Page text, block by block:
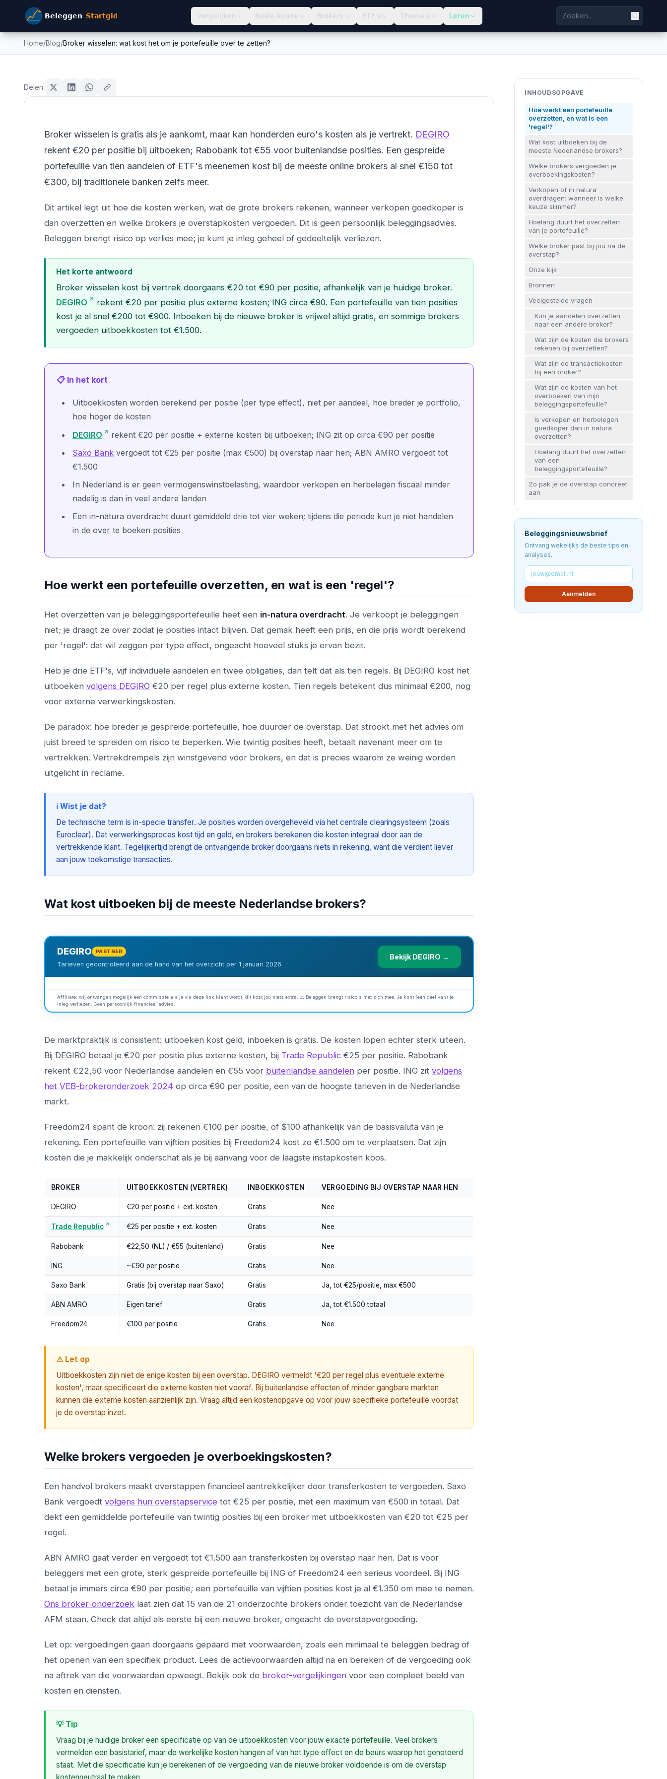
Vergelijken Beste keuze Brokers ETF's Thema's Leren
Home/Blog/Broker wisselen: wat kost het om je portefeuille over te zetten?
portefeuille over te zetten?
Delen:
Broker wisselen is gratis als je aankomt, maar kan honderden euro's kosten als je vertrekt. DEGIRO
rekent €20 per positie bij uitboeken; Rabobank tot €55 voor buitenlandse posities. Een gespreide
portefeuille van tien aandelen of ETF's meenemen kost bij de meeste online brokers al snel €150 tot
€300, bij traditionele banken zelfs meer.
Dit artikel legt uit hoe die kosten werken, wat de grote brokers rekenen, wanneer verkopen goedkoper is
dan overzetten en welke brokers je overstapkosten vergoeden. Dit is geen persoonlijk beleggingsadvies.
Beleggen brengt risico op verlies mee; je kunt je inleg geheel of gedeeltelijk verliezen.
Het korte antwoord
Broker wisselen kost bij vertrek doorgaans €20 tot €90 per positie, afhankelijk van je huidige broker.
DEGIRO
rekent €20 per positie plus externe kosten; ING circa €90. Een portefeuille van tien posities
kost je al snel €200 tot €900. Inboeken bij de nieuwe broker is vrijwel altijd gratis, en sommige brokers
vergoeden uitboekkosten tot €1.500.
📋 In het kort
Uitboekkosten worden berekend per positie (per type effect), niet per aandeel, hoe breder je portfolio,
hoe hoger de kosten
DEGIRO
rekent €20 per positie + externe kosten bij uitboeken; ING zit op circa €90 per positie
Saxo Bank vergoedt tot €25 per positie (max €500) bij overstap naar hen; ABN AMRO vergoedt tot
€1.500
In Nederland is er geen vermogenswinstbelasting, waardoor verkopen en herbelegen fiscaal minder
nadelig is dan in veel andere landen
Een in-natura overdracht duurt gemiddeld drie tot vier weken; tijdens die periode kun je niet handelen
in de over te boeken posities
Hoe werkt een portefeuille overzetten, en wat is een 'regel'?
Het overzetten van je beleggingsportefeuille heet een in-natura overdracht. Je verkoopt je beleggingen
niet; je draagt ze over zodat je posities intact blijven. Dat gemak heeft een prijs, en die prijs wordt berekend
per 'regel': dat wil zeggen per type effect, ongeacht hoeveel stuks je ervan bezit.
Heb je drie ETF's, vijf individuele aandelen en twee obligaties, dan telt dat als tien regels. Bij DEGIRO kost het
uitboeken volgens DEGIRO €20 per regel plus externe kosten. Tien regels betekent dus minimaal €200, nog
voor externe verwerkingskosten.
De paradox: hoe breder je gespreide portefeuille, hoe duurder de overstap. Dat strookt met het advies om
juist breed te spreiden om risico te beperken. Wie twintig posities heeft, betaalt navenant meer om te
vertrekken. Vertrekdrempels zijn winstgevend voor brokers, en dat is precies waarom ze weinig worden
uitgelicht in reclame.
ℹ️ Wist je dat?
De technische term is in-specie transfer. Je posities worden overgeheveld via het centrale clearingsysteem (zoals
Euroclear). Dat verwerkingsproces kost tijd en geld, en brokers berekenen die kosten integraal door aan de
vertrekkende klant. Tegelijkertijd brengt de ontvangende broker doorgaans niets in rekening, want die verdient liever
aan jouw toekomstige transacties.
Wat kost uitboeken bij de meeste Nederlandse brokers?
DEGIRO PARTNER
Tarieven gecontroleerd aan de hand van het overzicht per 1 januari 2026
Bekijk DEGIRO →
Affiliate: wij ontvangen mogelijk een commissie als je via deze link klant wordt; dit kost jou niets extra. ⚠️ Beleggen brengt risico's met zich mee. Je kunt (een deel van) je
inleg verliezen. Geen persoonlijk financieel advies.
De marktpraktijk is consistent: uitboeken kost geld, inboeken is gratis. De kosten lopen echter sterk uiteen.
Bij DEGIRO betaal je €20 per positie plus externe kosten, bij Trade Republic €25 per positie. Rabobank
rekent €22,50 voor Nederlandse aandelen en €55 voor buitenlandse aandelen per positie. ING zit volgens
het VEB-brokeronderzoek 2024 op circa €90 per positie, een van de hoogste tarieven in de Nederlandse
markt.
Freedom24 spant de kroon: zij rekenen €100 per positie, of $100 afhankelijk van de basisvaluta van je
rekening. Een portefeuille van vijftien posities bij Freedom24 kost zo €1.500 om te verplaatsen. Dat zijn
kosten die je makkelijk onderschat als je bij aanvang voor de laagste instapkosten koos.
BROKER UITBOEKKOSTEN (VERTREK) INBOEKKOSTEN VERGOEDING BIJ OVERSTAP NAAR HEN
DEGIRO €20 per positie + ext. kosten Gratis Nee
Trade Republic €25 per positie + ext. kosten Gratis Nee
Rabobank €22,50 (NL) / €55 (buitenland) Gratis Nee
ING ~€90 per positie Gratis Nee
Saxo Bank Gratis (bij overstap naar Saxo) Gratis Ja, tot €25/positie, max €500
ABN AMRO Eigen tarief Gratis Ja, tot €1.500 totaal
Freedom24 €100 per positie Gratis Nee
⚠️ Let op
Uitboekkosten zijn niet de enige kosten bij een overstap. DEGIRO vermeldt '€20 per regel plus eventuele externe
kosten', maar specificeert die externe kosten niet vooraf. Bij buitenlandse effecten of minder gangbare markten
kunnen die externe kosten aanzienlijk zijn. Vraag altijd een kostenopgave op voor jouw specifieke portefeuille voordat
je de overstap inzet.
Welke brokers vergoeden je overboekingskosten?
Een handvol brokers maakt overstappen financieel aantrekkelijker door transferkosten te vergoeden. Saxo
Bank vergoedt volgens hun overstapservice tot €25 per positie, met een maximum van €500 in totaal. Dat
dekt een gemiddelde portefeuille van twintig posities bij een broker met uitboekkosten van €20 tot €25 per
regel.
ABN AMRO gaat verder en vergoedt tot €1.500 aan transferkosten bij overstap naar hen. Dat is voor
beleggers met een grote, sterk gespreide portefeuille bij ING of Freedom24 een serieus voordeel. Bij ING
betaal je immers circa €90 per positie; een portefeuille van vijftien posities kost je al €1.350 om mee te nemen.
Ons broker-onderzoek laat zien dat 15 van de 21 onderzochte brokers onder toezicht van de Nederlandse
AFM staan. Check dat altijd als eerste bij een nieuwe broker, ongeacht de overstapvergoeding.
Let op: vergoedingen gaan doorgaans gepaard met voorwaarden, zoals een minimaal te beleggen bedrag of
het openen van een specifiek product. Lees de actievoorwaarden altijd na en bereken of de vergoeding ook
na aftrek van die voorwaarden opweegt. Bekijk ook de broker-vergelijkingen voor een compleet beeld van
kosten en diensten.
💡 Tip
Vraag bij je huidige broker een specificatie op van de uitboekkosten voor jouw exacte portefeuille. Veel brokers
vermelden een basistarief, maar de werkelijke kosten hangen af van het type effect en de beurs waarop het genoteerd
staat. Met die specificatie kun je berekenen of de vergoeding van de nieuwe broker voldoende is om de overstap
INHOUDSOPGAVE
Hoe werkt een portefeuille
overzetten, en wat is een
'regel'?
Wat kost uitboeken bij de
meeste Nederlandse brokers?
Welke brokers vergoeden je
overboekingskosten?
Verkopen of in natura
overdragen: wanneer is welke
keuze slimmer?
Hoelang duurt het overzetten
van je portefeuille?
Welke broker past bij jou na de
overstap?
Onze kijk
Bronnen
Veelgestelde vragen
Kun je aandelen overzetten
naar een andere broker?
Wat zijn de kosten die brokers
rekenen bij overzetten?
Wat zijn de transactiekosten
bij een broker?
Wat zijn de kosten van het
overboeken van mijn
beleggingsportefeuille?
Is verkopen en herbelegen
goedkoper dan in natura
overzetten?
Hoelang duurt het overzetten
van een
beleggingsportefeuille?
Zo pak je de overstap concreet
aan
Beleggingsnieuwsbrief
Ontvang wekelijks de beste tips en
analyses.
Aanmelden